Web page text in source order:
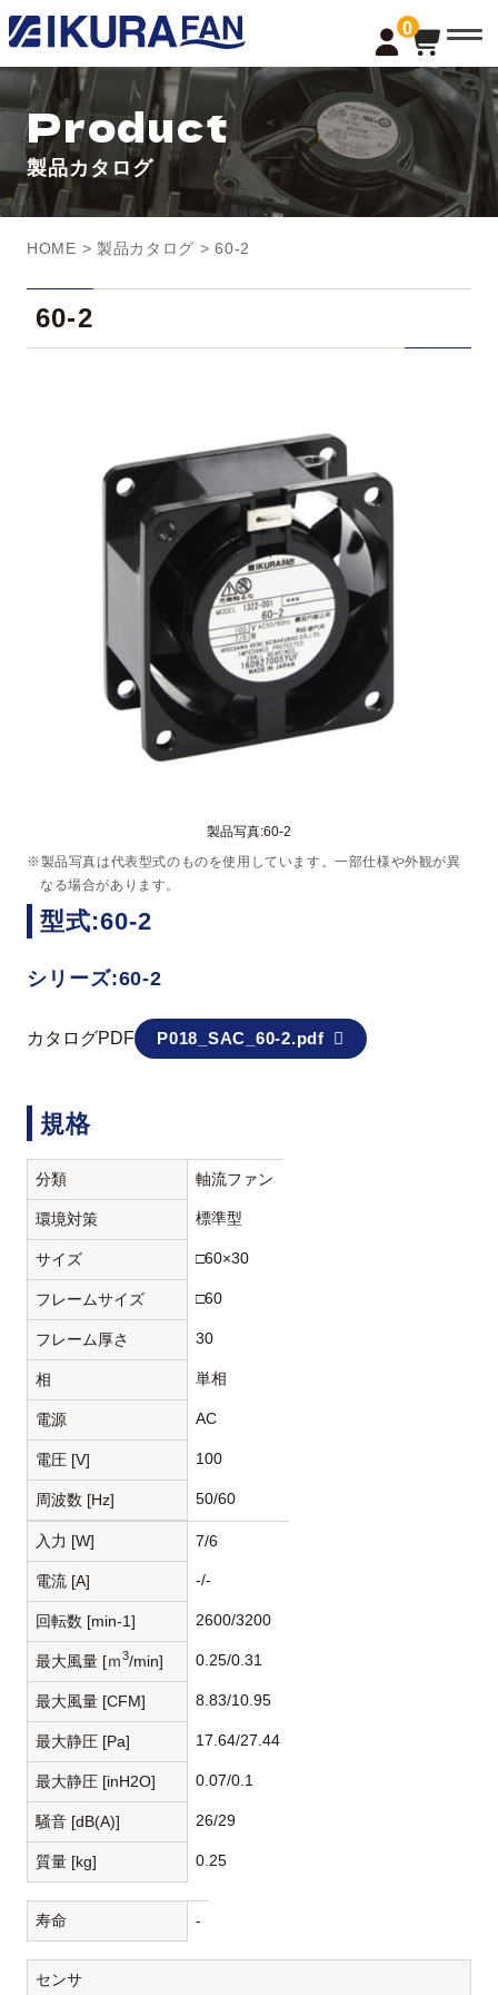
0
t
o
g
l
e
a
v
i
g
a
n
Product
製品カタログ
HOME > 製品カタログ > 60-2
60-2
製品写真:60-2
※製品写真は代表型式のものを使用しています。一部仕様や外観が異
なる場合があります。
型式:60-2
シリーズ:60-2
カタログPDF P018_SAC_60-2.pdf
規格
分類 軸流ファン
環境対策 標準型
サイズ □60×30
フレームサイズ □60
フレーム厚さ 30
相 単相
電源 AC
電圧 [V] 100
周波数 [Hz] 50/60
入力 [W] 7/6
電流 [A] -/-
回転数 [min-1] 2600/3200
最大風量 [ｍ3/min] 0.25/0.31
最大風量 [CFM] 8.83/10.95
最大静圧 [Pa] 17.64/27.44
最大静圧 [inH2O] 0.07/0.1
騒音 [dB(A)] 26/29
質量 [kg] 0.25
寿命 -
センサ